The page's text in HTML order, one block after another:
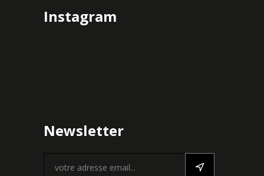
Instagram
Newsletter